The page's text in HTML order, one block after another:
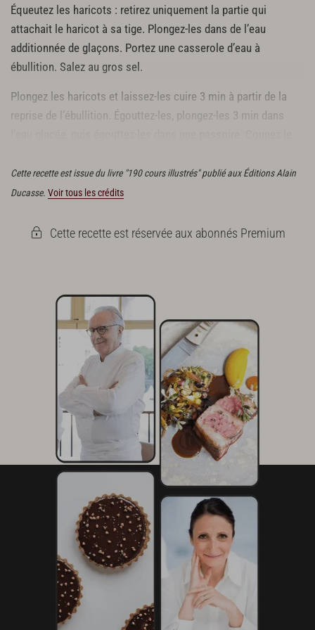
Équeutez les haricots : retirez uniquement la partie qui
attachait le haricot à sa tige. Plongez-les dans de l’eau
additionnée de glaçons. Portez une casserole d’eau à
ébullition. Salez au gros sel.
Plongez les haricots et laissez-les cuire 3 min à partir de la
reprise de l’ébullition. Égouttez-les, plongez-les 3 min dans
Cette recette est issue du livre "190 cours illustrés" publié aux Éditions Alain
Ducasse. Voir tous les crédits
Cette recette est réservée aux abonnés Premium